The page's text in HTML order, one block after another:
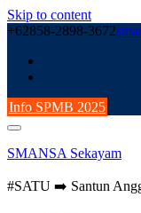
Skip to content
+62858-2898-3672
Info SPMB 2025
SMANSA Sekayam
#SATU ➡️ Santun